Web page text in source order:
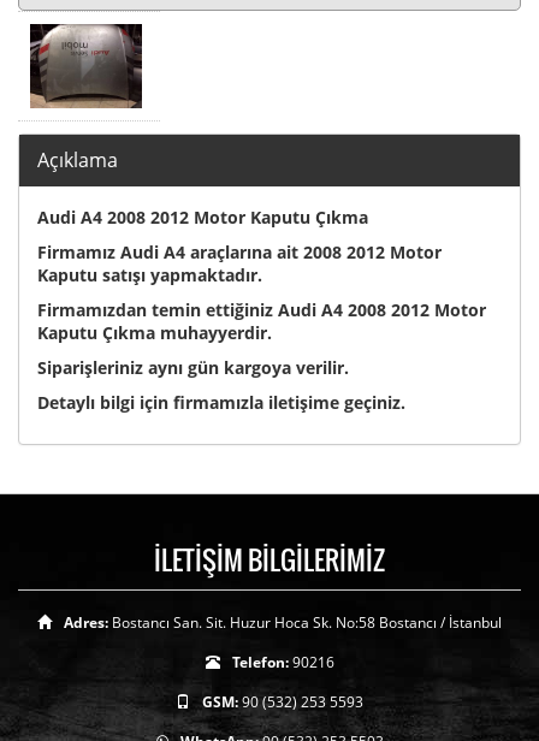
Açıklama
Audi A4 2008 2012 Motor Kaputu Çıkma
Firmamız Audi A4 araçlarına ait 2008 2012 Motor
Kaputu satışı yapmaktadır.
Firmamızdan temin ettiğiniz Audi A4 2008 2012 Motor
Kaputu Çıkma muhayyerdir.
Siparişleriniz aynı gün kargoya verilir.
Detaylı bilgi için firmamızla iletişime geçiniz.
İLETİŞİM BİLGİLERİMİZ
Adres: Bostancı San. Sit. Huzur Hoca Sk. No:58 Bostancı / İstanbul
Telefon:90216
GSM:90 (532) 253 5593